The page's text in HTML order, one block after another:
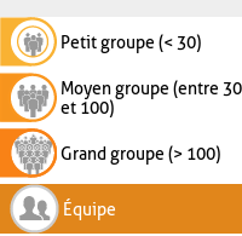
Petit groupe (< 30)
Moyen groupe (entre 30
et 100)
Grand groupe (> 100)
Équipe